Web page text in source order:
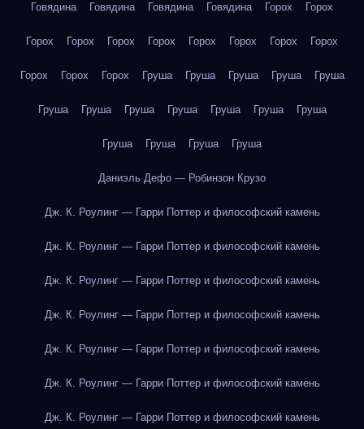
Говядина Говядина Говядина Говядина Горох Горох
Горох Горох Горох Горох Горох Горох Горох Горох
Горох Горох Горох Груша Груша Груша Груша Груша
Груша Груша Груша Груша Груша Груша Груша
Груша Груша Груша Груша
Даниэль Дефо — Робинзон Крузо
Дж. К. Роулинг — Гарри Поттер и философский камень
Дж. К. Роулинг — Гарри Поттер и философский камень
Дж. К. Роулинг — Гарри Поттер и философский камень
Дж. К. Роулинг — Гарри Поттер и философский камень
Дж. К. Роулинг — Гарри Поттер и философский камень
Дж. К. Роулинг — Гарри Поттер и философский камень
Дж. К. Роулинг — Гарри Поттер и философский камень